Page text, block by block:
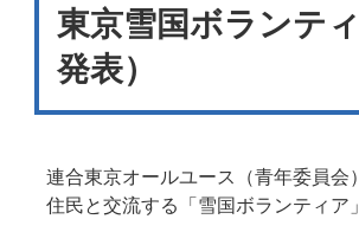
東京雪国ボランテ
発表）
連合東京オールユース（青年委員
住民と交流する「雪国ボランティア